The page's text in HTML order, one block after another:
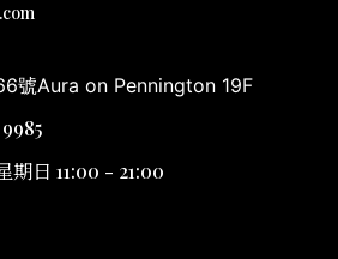
號Aura on Pennington 19F
期日 11:00 - 21:00